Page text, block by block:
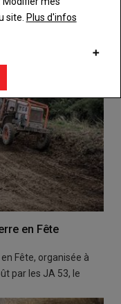
en Fête
Fête, organisée à
par les JA 53, le
site. Plus d'infos